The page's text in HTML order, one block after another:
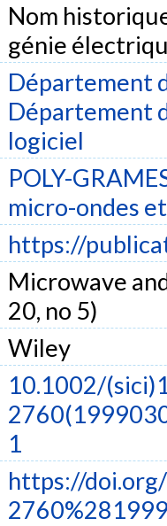
Nom
génie
Département
Département
logiciel
POLY-
micro-ondes
https://
Microwave
20, no 5)
Wiley
10.1002/
1
https://